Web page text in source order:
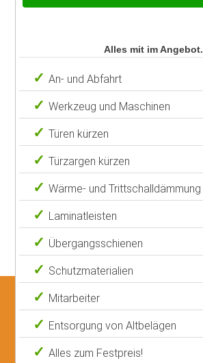
Alles mit im Angebot.
An- und Abfahrt
Werkzeug und Maschinen
Türen kürzen
Türzargen kürzen
Wärme- und Trittschalldämmung
Laminatleisten
Übergangsschienen
Schutzmaterialien
Mitarbeiter
Entsorgung von Altbelägen
Alles zum Festpreis!